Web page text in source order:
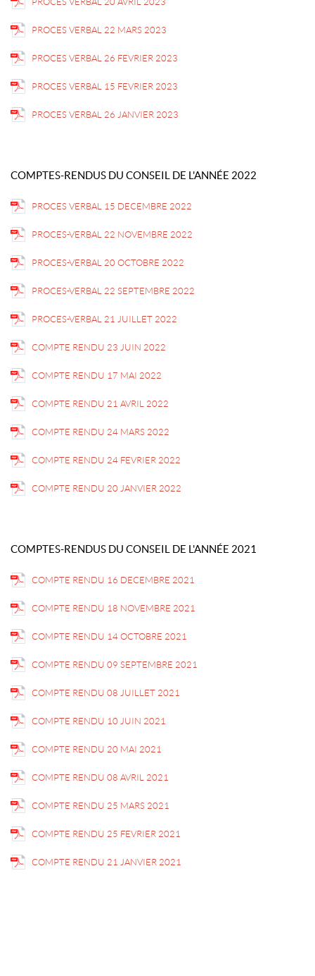
PROCES VERBAL 22 MARS 2023
PROCES VERBAL 26 FEVRIER 2023
PROCES VERBAL 15 FEVRIER 2023
PROCES VERBAL 26 JANVIER 2023
COMPTES-RENDUS DU CONSEIL DE L'ANNÉE 2022
PROCES VERBAL 15 DECEMBRE 2022
PROCES-VERBAL 22 NOVEMBRE 2022
PROCES-VERBAL 20 OCTOBRE 2022
PROCES-VERBAL 22 SEPTEMBRE 2022
PROCES-VERBAL 21 JUILLET 2022
COMPTE RENDU 23 JUIN 2022
COMPTE RENDU 17 MAI 2022
COMPTE RENDU 21 AVRIL 2022
COMPTE RENDU 24 MARS 2022
COMPTE RENDU 24 FEVRIER 2022
COMPTE RENDU 20 JANVIER 2022
COMPTES-RENDUS DU CONSEIL DE L'ANNÉE 2021
COMPTE RENDU 16 DECEMBRE 2021
COMPTE RENDU 18 NOVEMBRE 2021
COMPTE RENDU 14 OCTOBRE 2021
COMPTE RENDU 09 SEPTEMBRE 2021
COMPTE RENDU 08 JUILLET 2021
COMPTE RENDU 10 JUIN 2021
COMPTE RENDU 20 MAI 2021
COMPTE RENDU 08 AVRIL 2021
COMPTE RENDU 25 MARS 2021
COMPTE RENDU 25 FEVRIER 2021
COMPTE RENDU 21 JANVIER 2021